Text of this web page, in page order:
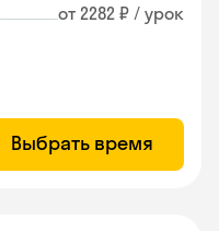
от 2282 ₽ / урок
Выбрать время